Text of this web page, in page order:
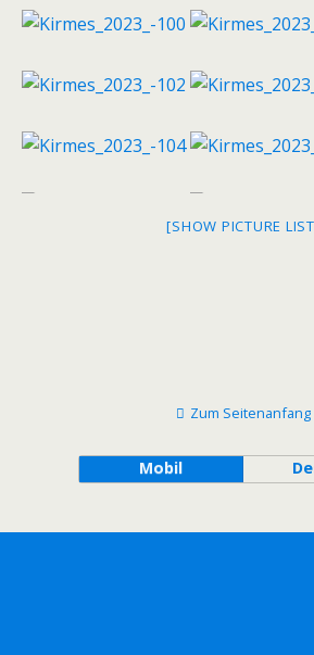
[SHOW PICTURE
Zum Seitenanfang
Mobil